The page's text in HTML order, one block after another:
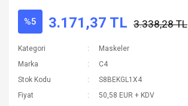
%5 3.171,37 TL 3.338,28 TL
Kategori
Maskeler
Marka
C4
Stok Kodu
S8BEKGL1X4
Fiyat
50,58 EUR + KDV